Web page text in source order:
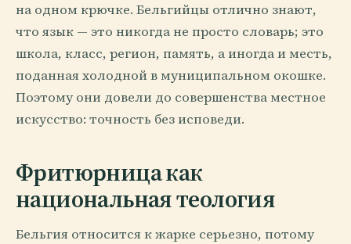
на одном крючке. Бельгийцы отлично знают,
что язык — это никогда не просто словарь; это
школа, класс, регион, память, а иногда и месть,
поданная холодной в муниципальном окошке.
Поэтому они довели до совершенства местное
искусство: точность без исповеди.
Фритюрница как
национальная теология
Бельгия относится к жарке серьезно, потому